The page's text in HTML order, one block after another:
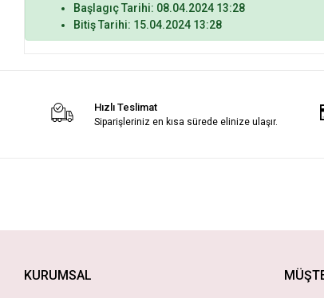
Başlagıç Tarihi: 08.04.2024 13:28
Bitiş Tarihi: 15.04.2024 13:28
Hızlı Teslimat
Siparişleriniz en kısa sürede elinize ulaşır.
KURUMSAL